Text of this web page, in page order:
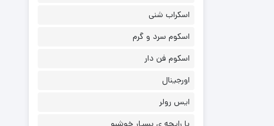
اسکراب شنی
اسکوم سرد و گرم
اسکوم فن دار
اورجینال
ایس رولر